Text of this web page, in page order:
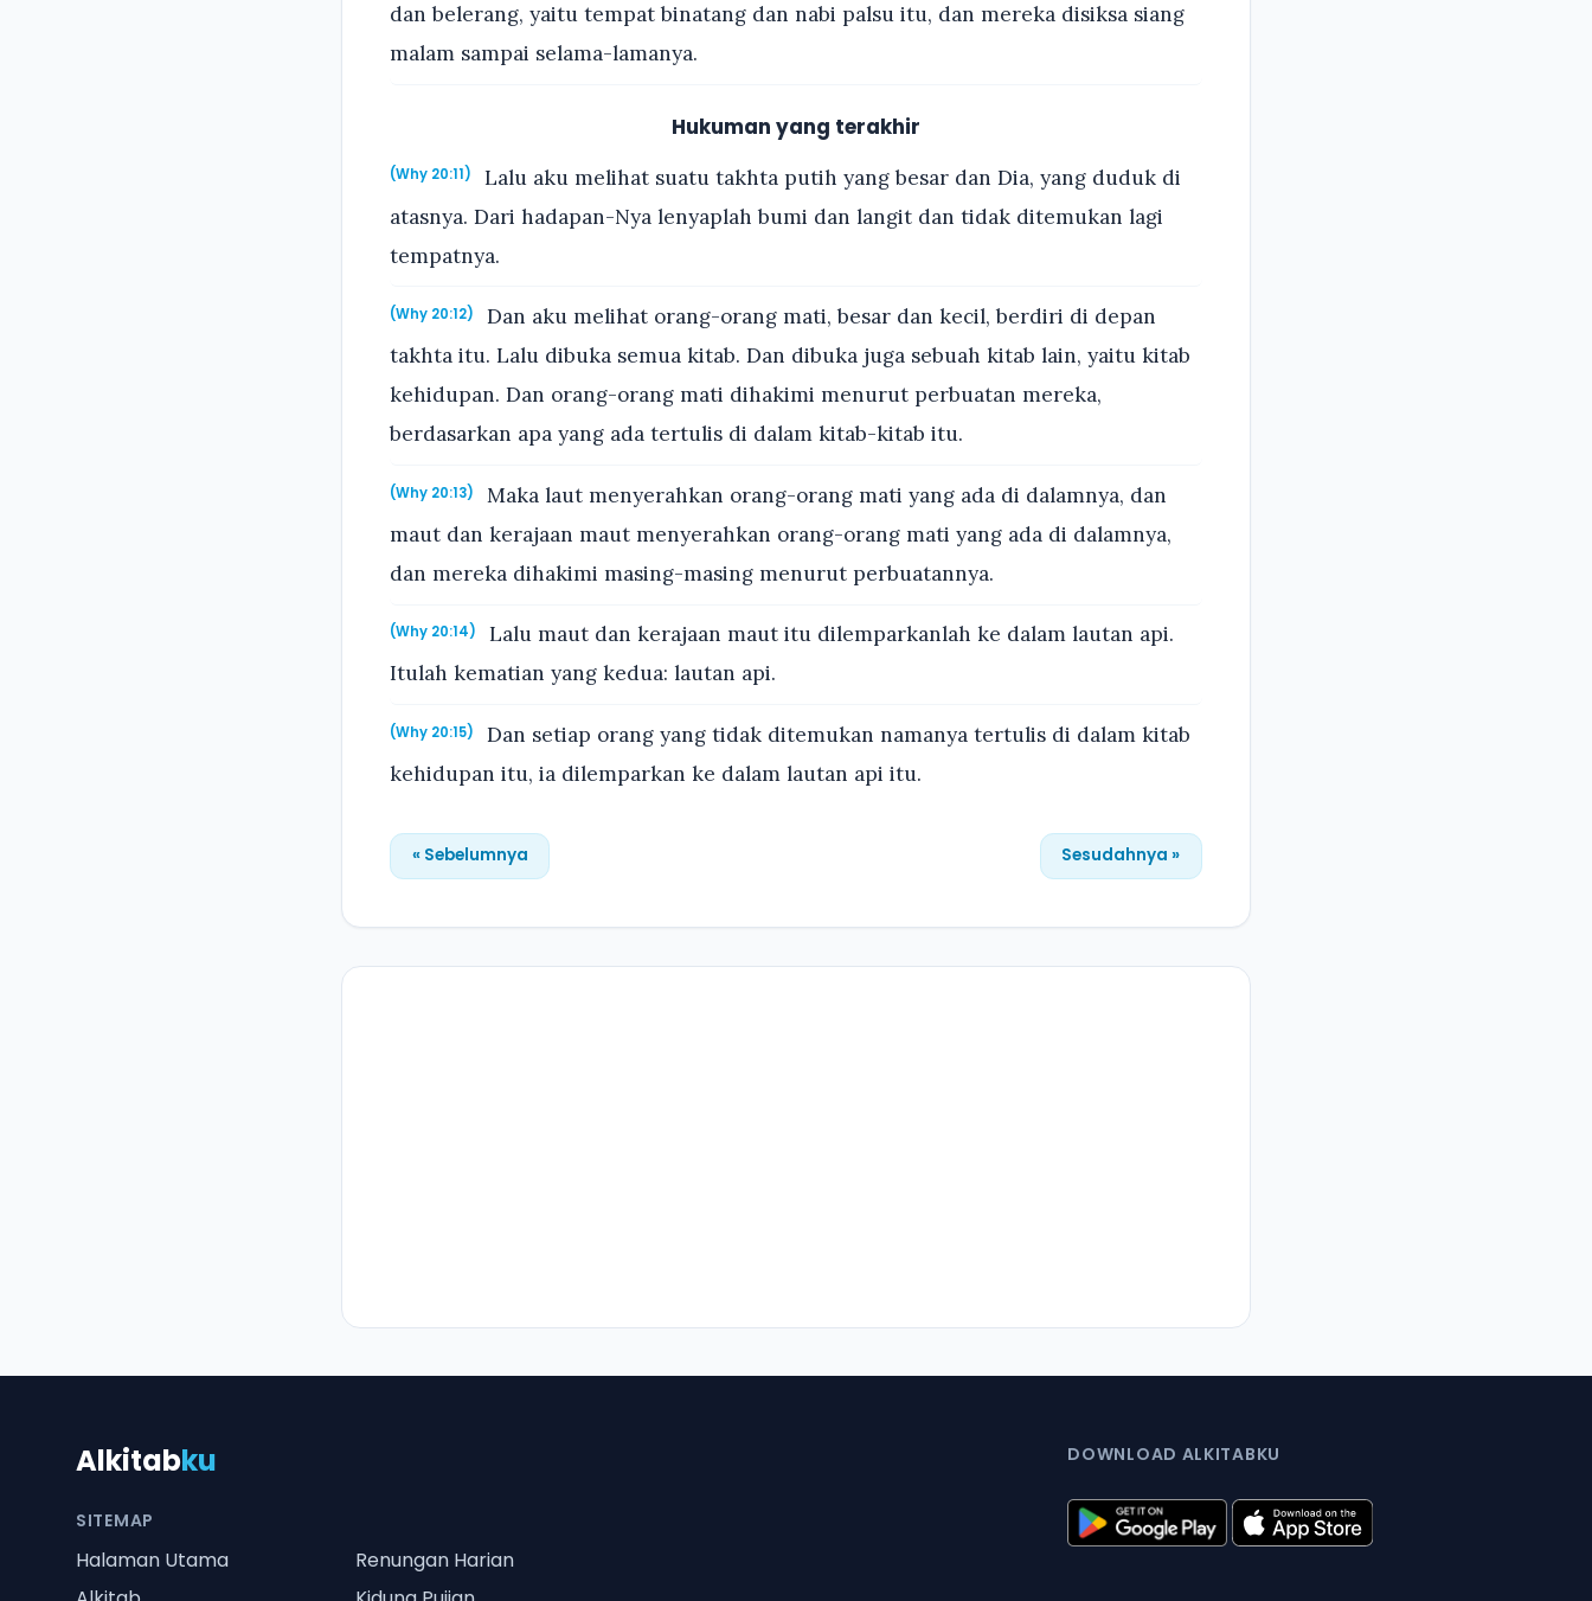
dan belerang, yaitu tempat binatang dan nabi palsu itu, dan mereka disiksa siang
malam sampai selama-lamanya.
Hukuman yang terakhir
(Why 20:11)
Lalu aku melihat suatu takhta putih yang besar dan Dia, yang duduk di
atasnya. Dari hadapan-Nya lenyaplah bumi dan langit dan tidak ditemukan lagi
tempatnya.
(Why 20:12)
Dan aku melihat orang-orang mati, besar dan kecil, berdiri di depan
takhta itu. Lalu dibuka semua kitab. Dan dibuka juga sebuah kitab lain, yaitu kitab
kehidupan. Dan orang-orang mati dihakimi menurut perbuatan mereka,
berdasarkan apa yang ada tertulis di dalam kitab-kitab itu.
(Why 20:13)
Maka laut menyerahkan orang-orang mati yang ada di dalamnya, dan
maut dan kerajaan maut menyerahkan orang-orang mati yang ada di dalamnya,
dan mereka dihakimi masing-masing menurut perbuatannya.
(Why 20:14)
Lalu maut dan kerajaan maut itu dilemparkanlah ke dalam lautan api.
Itulah kematian yang kedua: lautan api.
(Why 20:15)
Dan setiap orang yang tidak ditemukan namanya tertulis di dalam kitab
kehidupan itu, ia dilemparkan ke dalam lautan api itu.
« Sebelumnya Sesudahnya »
Alkitabku
SITEMAP
Halaman Utama
Renungan Harian
DOWNLOAD ALKITABKU